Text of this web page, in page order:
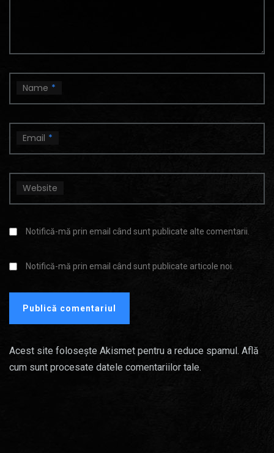
Name *
Email *
Website
Notifică-mă prin email când sunt publicate alte comentarii.
Notifică-mă prin email când sunt publicate articole noi.
Acest site folosește Akismet pentru a reduce spamul. Află
cum sunt procesate datele comentariilor tale.